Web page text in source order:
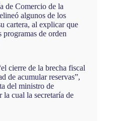
de Comercio de la
algunos de los
cartera, al explicar que
programas de orden
cierre de la brecha fiscal
de acumular reservas”,
del ministro de
cual la secretaría de